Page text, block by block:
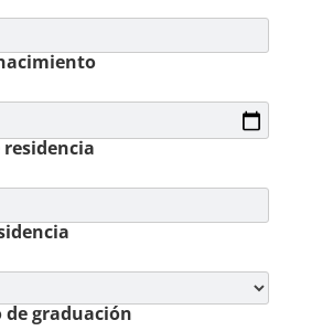
residencia
de graduación